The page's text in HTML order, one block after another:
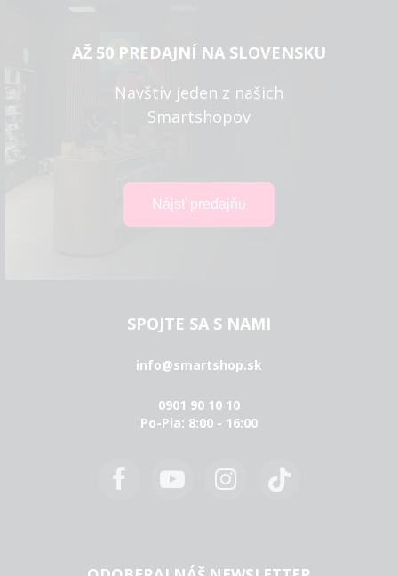
AŽ 50 PREDAJNÍ NA SLOVENSKU
Navštív jeden z našich
Smartshopov
SPOJTE SA S NAMI
info@smartshop.sk
0901 90 10 10
Po-Pia: 8:00 - 16:00